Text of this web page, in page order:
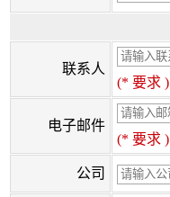
联系人
(* 要求 )
电子邮件
(* 要求 )
公司